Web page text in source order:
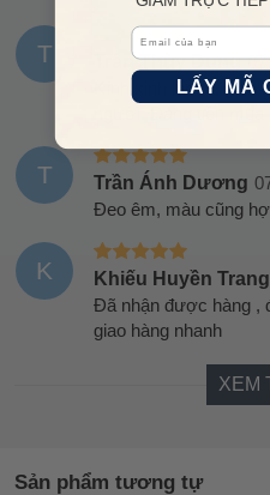
T Trần Thùy Dung
Kính xinh lắm ạ, giao
T Trần Ánh Dương
Đeo êm, màu cũng
K Khiếu Huyền Trang
Đã nhận được hàng ,
giao hàng nhanh
XEM
Sản phẩm tương tự
Email
LẤY MÃ